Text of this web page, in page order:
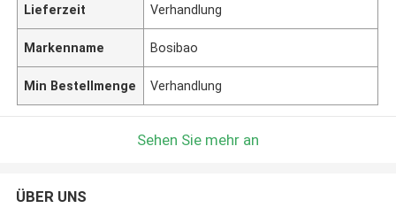
Lieferzeit Verhandlung
Markenname Bosibao
Min Bestellmenge Verhandlung
Sehen Sie mehr an
ÜBER UNS